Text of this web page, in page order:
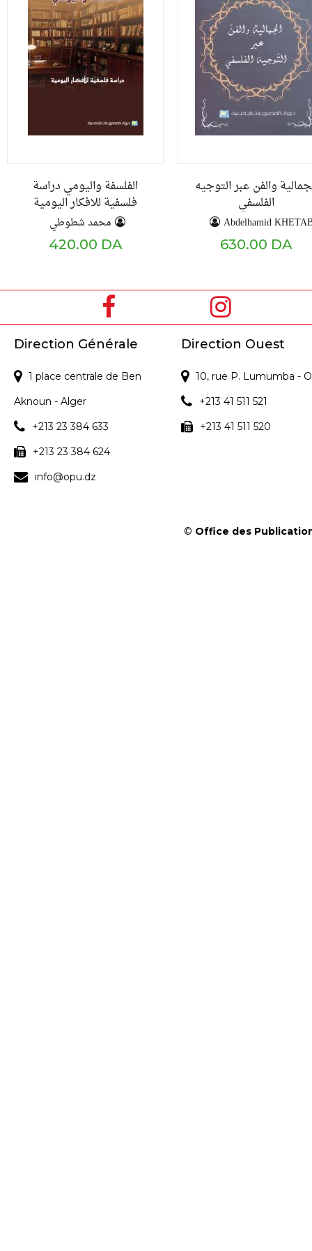
الفلسفة واليومي دراسة
فلسفية للافكار اليومية
محمد شطوطي
420.00 DA
والفن عبر التوجيه
الفلسفي
Abdelhamid
630.00 DA
Direction Générale
1 place centrale de Ben
Aknoun - Alger
+213 23 384 633
+213 23 384 624
info@opu.dz
Direction Ouest
10, rue P. Lumumba -
+213 41 511 521
+213 41 511 520
© Office des